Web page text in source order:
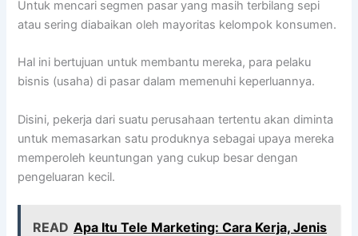
Untuk mencari segmen pasar yang masih terbilang sepi
atau sering diabaikan oleh mayoritas kelompok konsumen.
Hal ini bertujuan untuk membantu mereka, para pelaku
bisnis (usaha) di pasar dalam memenuhi keperluannya.
Disini, pekerja dari suatu perusahaan tertentu akan diminta
untuk memasarkan satu produknya sebagai upaya mereka
memperoleh keuntungan yang cukup besar dengan
pengeluaran kecil.
READ Apa Itu Tele Marketing: Cara Kerja, Jenis